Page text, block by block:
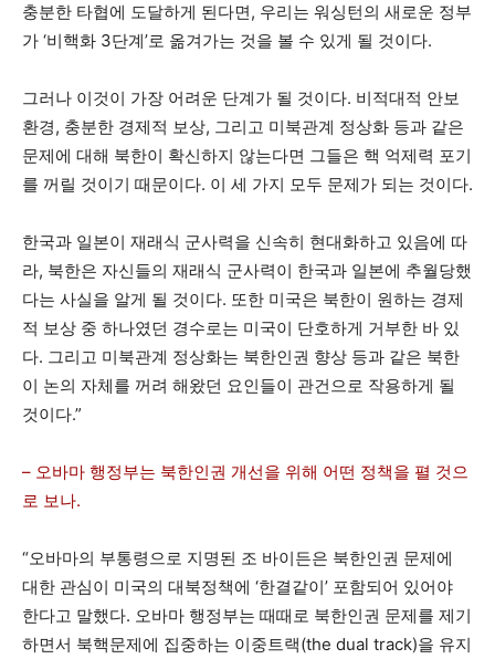
충분한 타협에 도달하게 된다면, 우리는 워싱턴의 새로운 정부
가 ‘비핵화 3단계’로 옮겨가는 것을 볼 수 있게 될 것이다.
그러나 이것이 가장 어려운 단계가 될 것이다. 비적대적 안보
환경, 충분한 경제적 보상, 그리고 미북관계 정상화 등과 같은
문제에 대해 북한이 확신하지 않는다면 그들은 핵 억제력 포기
를 꺼릴 것이기 때문이다. 이 세 가지 모두 문제가 되는 것이다.
한국과 일본이 재래식 군사력을 신속히 현대화하고 있음에 따
라, 북한은 자신들의 재래식 군사력이 한국과 일본에 추월당했
다는 사실을 알게 될 것이다. 또한 미국은 북한이 원하는 경제
적 보상 중 하나였던 경수로는 미국이 단호하게 거부한 바 있
다. 그리고 미북관계 정상화는 북한인권 향상 등과 같은 북한
이 논의 자체를 꺼려 해왔던 요인들이 관건으로 작용하게 될
것이다.”
– 오바마 행정부는 북한인권 개선을 위해 어떤 정책을 펼 것으
로 보나.
“오바마의 부통령으로 지명된 조 바이든은 북한인권 문제에
대한 관심이 미국의 대북정책에 ‘한결같이’ 포함되어 있어야
한다고 말했다. 오바마 행정부는 때때로 북한인권 문제를 제기
하면서 북핵문제에 집중하는 이중트랙(the dual track)을 유지